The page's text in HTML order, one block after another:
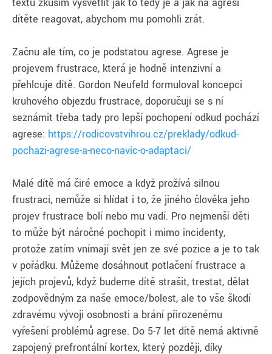
textu zkusím vysvětlit jak to tedy je a jak na agresi
dítěte reagovat, abychom mu pomohli zrát.
Začnu ale tím, co je podstatou agrese. Agrese je
projevem frustrace, která je hodně intenzivní a
přehlcuje dítě. Gordon Neufeld formuloval koncepci
kruhového objezdu frustrace, doporučuji se s ní
seznámit třeba tady pro lepší pochopení odkud pochází
agrese: https://rodicovstvihrou.cz/preklady/odkud-
pochazi-agrese-a-neco-navic-o-adaptaci/
Malé dítě má čiré emoce a když prožívá silnou
frustraci, nemůže si hlídat i to, že jiného člověka jeho
projev frustrace bolí nebo mu vadí. Pro nejmenší děti
to může být náročné pochopit i mimo incidenty,
protože zatím vnímají svět jen ze své pozice a je to tak
v pořádku. Můžeme dosáhnout potlačení frustrace a
jejích projevů, když budeme dítě strašit, trestat, dělat
zodpovědným za naše emoce/bolest, ale to vše škodí
zdravému vývoji osobnosti a brání přirozenému
vyřešení problémů agrese. Do 5-7 let dítě nemá aktivně
zapojený prefrontální kortex, který později, díky